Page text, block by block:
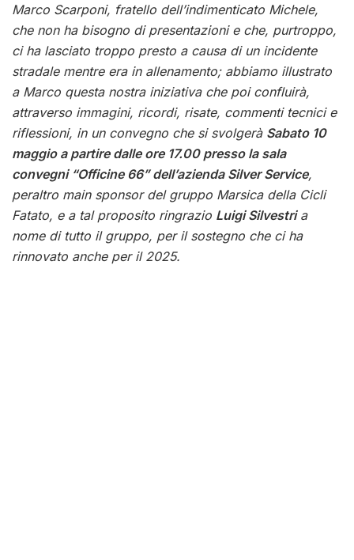
Marco Scarponi, fratello dell’indimenticato Michele,
che non ha bisogno di presentazioni e che, purtroppo,
ci ha lasciato troppo presto a causa di un incidente
stradale mentre era in allenamento; abbiamo illustrato
a Marco questa nostra iniziativa che poi confluirà,
attraverso immagini, ricordi, risate, commenti tecnici e
riflessioni, in un convegno che si svolgerà Sabato 10
maggio a partire dalle ore 17.00 presso la sala
convegni “Officine 66” dell’azienda Silver Service,
peraltro main sponsor del gruppo Marsica della Cicli
Fatato, e a tal proposito ringrazio Luigi Silvestria
nome di tutto il gruppo, per il sostegno che ci ha
rinnovato anche per il 2025.